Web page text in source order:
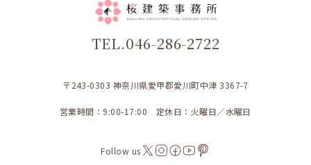
TEL.046-286-2722
〒243-0303 神奈川県愛甲郡愛川町中津 3367-7
営業時間：9:00-17:00 定休日：火曜日／水曜日
Follow us